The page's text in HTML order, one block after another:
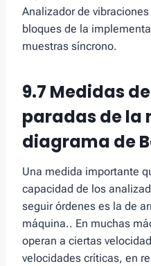
Analizador de
bloques de la
muestras síncrono.
9.7 Medidas
paradas de la
diagrama de
Una medida importante
capacidad de los
seguir órdenes es la de
máquina.. En muchas
operan a ciertas
velocidades críticas, en